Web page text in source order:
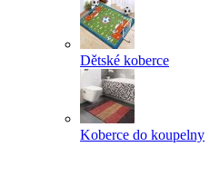
Dětské koberce
Koberce do koupelny